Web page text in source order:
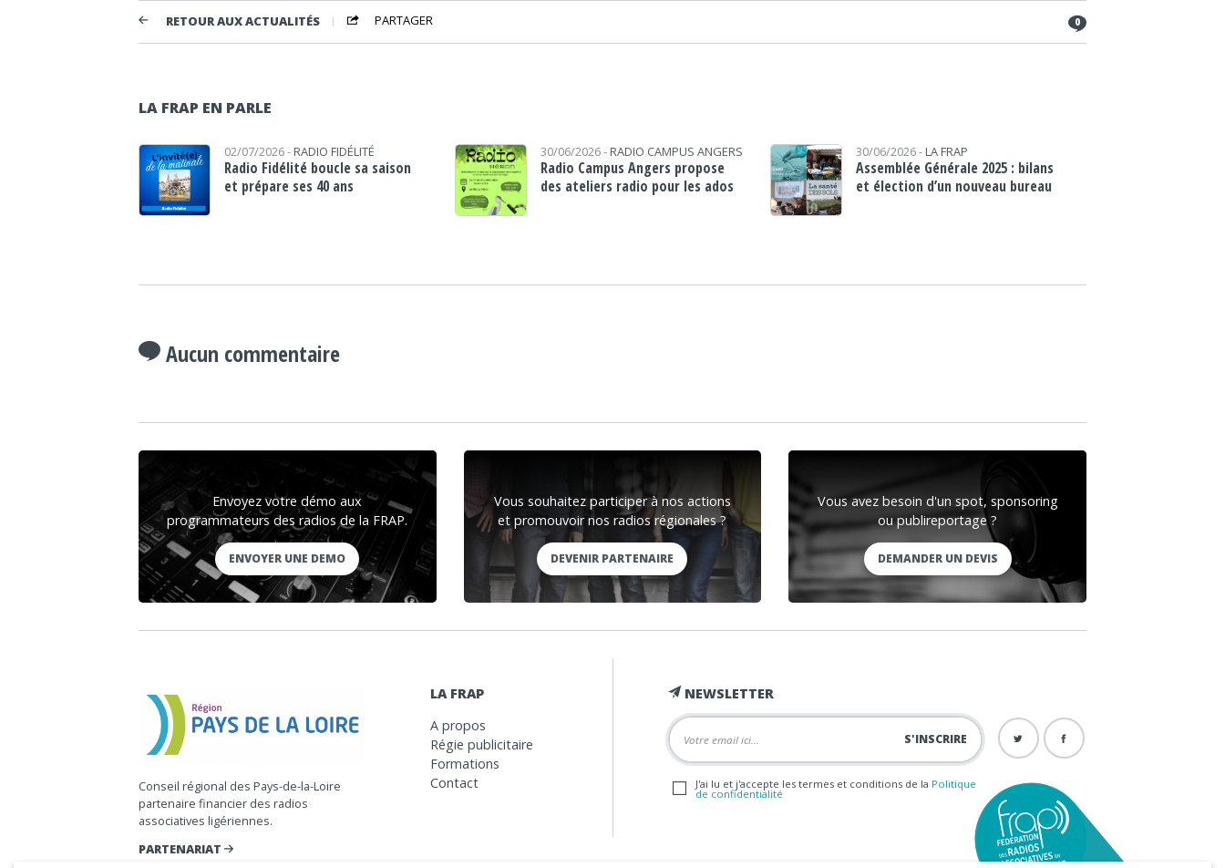
RETOUR AUX ACTUALITÉS PARTAGER 0
LA FRAP EN PARLE
02/07/2026 - RADIO FIDÉLITÉ
Radio Fidélité boucle sa saison
et prépare ses 40 ans
30/06/2026 - RADIO CAMPUS ANGERS
Radio Campus Angers propose
des ateliers radio pour les ados
30/06/2026 - LA FRAP
Assemblée Générale 2025 : bilans
et élection d’un nouveau bureau
Aucun commentaire
Envoyez votre démo aux
programmateurs des radios de la FRAP.
ENVOYER UNE DEMO
Vous souhaitez participer à nos actions
et promouvoir nos radios régionales ?
DEVENIR PARTENAIRE
Vous avez besoin d'un spot, sponsoring
ou publireportage ?
DEMANDER UN DEVIS
Conseil régional des Pays-de-la-Loire
partenaire financier des radios
associatives ligériennes.
PARTENARIAT
LA FRAP
A propos
Régie publicitaire
Formations
Contact
NEWSLETTER
J'ai lu et j'accepte les termes et conditions de la Politique
de confidentialité